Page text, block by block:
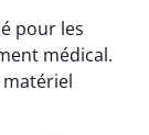
pour les
médical.